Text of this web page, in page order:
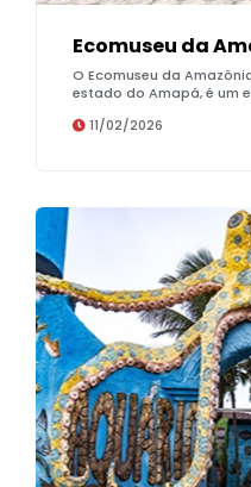
Ecomuseu da
O Ecomuseu da
estado do Amapá, é um
11/02/2026